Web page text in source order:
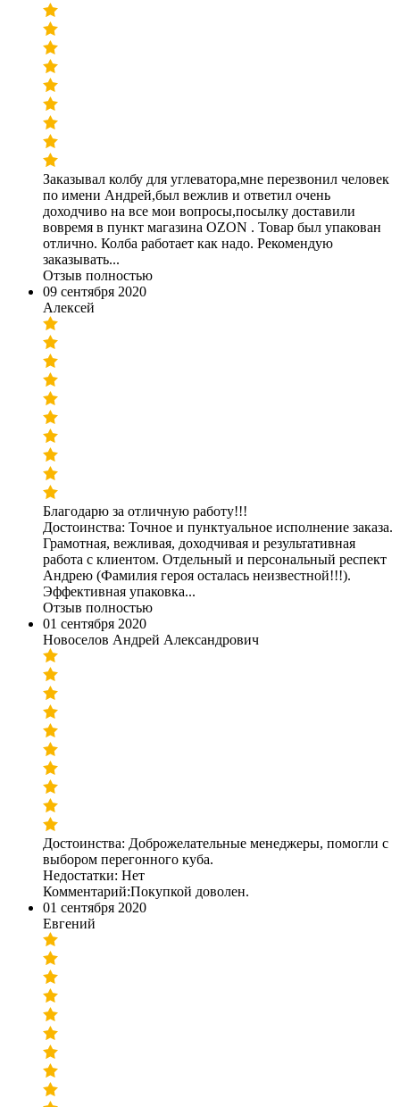
Заказывал колбу для углеватора,мне перезвонил человек
по имени Андрей,был вежлив и ответил очень
доходчиво на все мои вопросы,посылку доставили
вовремя в пункт магазина OZON . Товар был упакован
отлично. Колба работает как надо. Рекомендую
заказывать...
Отзыв полностью
09 сентября 2020
Алексей
Благодарю за отличную работу!!!
Достоинства: Точное и пунктуальное исполнение заказа.
Грамотная, вежливая, доходчивая и результативная
работа с клиентом. Отдельный и персональный респект
Андрею (Фамилия героя осталась неизвестной!!!).
Эффективная упаковка...
Отзыв полностью
01 сентября 2020
Новоселов Андрей Александрович
Достоинства: Доброжелательные менеджеры, помогли с
выбором перегонного куба.
Недостатки: Нет
Комментарий:Покупкой доволен.
01 сентября 2020
Евгений